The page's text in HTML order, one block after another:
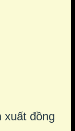
xuất đồng